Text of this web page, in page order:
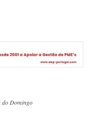
do Domingo